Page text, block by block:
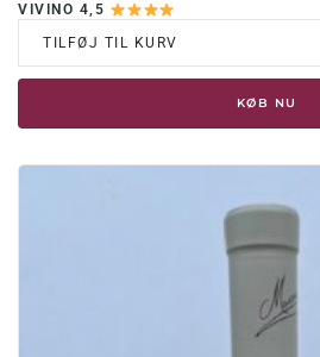
VIVINO 4,5
TILFØJ TIL KURV
KØB NU